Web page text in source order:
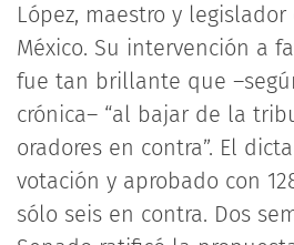
López, maestro y
México. Su intervención a
fue tan brillante que
crónica– “al bajar de la
oradores en contra”. El
votación y aprobado con
sólo seis en contra. Dos